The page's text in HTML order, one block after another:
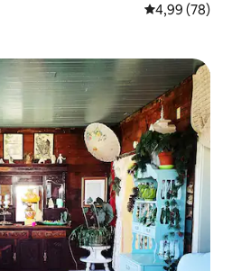
4,99 ud af 5 i
4,99 (78)